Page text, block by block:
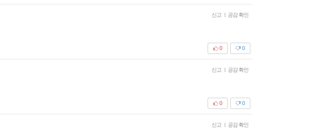
신고 | 공감 확인
0
0
신고 | 공감 확인
0
0
신고 | 공감 확인